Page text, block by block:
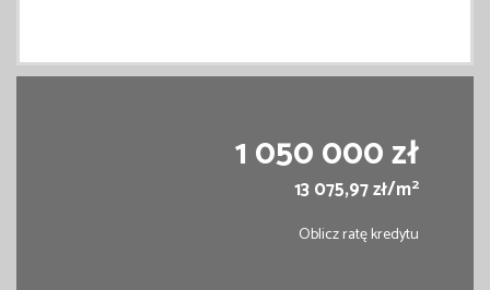
1 050 000 zł
13 075,97 zł/m2
Oblicz ratę kredytu